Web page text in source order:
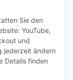
Sie den
YouTube,
und
jederzeit ändern
Details finden